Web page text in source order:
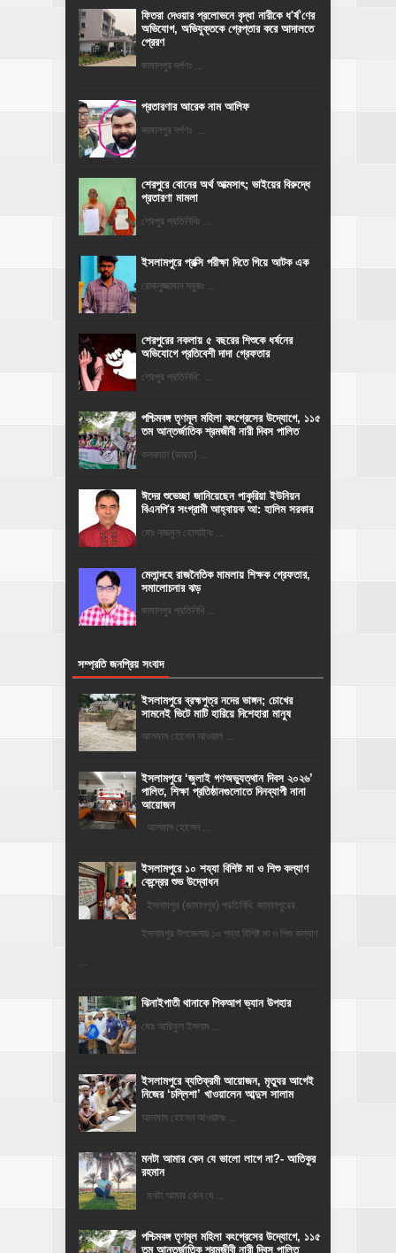
ফিতরা দেওয়ার প্রলোভনে বৃদ্ধা নারীকে ধ'র্ষ'ণের
অভিযোগ, অভিযুক্তকে গ্রেপ্তার করে আদালতে
প্রেরণ
জামালপুর দর্পণঃ ...
প্রতারণার আরেক নাম আলিফ
জামালপুর দর্পণঃ ...
শেরপুরে বোনের অর্থ আত্মসাৎ; ভাইয়ের বিরুদ্ধে
প্রতারণা মামলা
শেরপুর প্রতিনিধিঃ ...
ইসলামপুরে প্রক্সি পরীক্ষা দিতে গিয়ে আটক এক
রোকনুজ্জামান সবুজঃ ...
শেরপুরের নকলায় ৫ বছরের শিশুকে ধর্ষনের
অভিযোগে প্রতিবেশী দাদা গ্রেফতার
শেরপুর প্রতিনিধি: ...
পশ্চিমবঙ্গ তৃণমূল মহিলা কংগ্রেসের উদ্যোগে, ১১৫
তম আন্তর্জাতিক শ্রমজীবী নারী দিবস পালিত
কলকাতা (ভারত) ...
ঈদের শুভেচ্ছা জানিয়েছেন পাকুরিয়া ইউনিয়ন
বিএনপি'র সংগ্রামী আহ্বায়ক আ: হালিম সরকার
মোঃ নাজমুল হোসাইনঃ ...
মেলান্দহে রাজনৈতিক মামলায় শিক্ষক গ্রেফতার,
সমালোচনার ঝড়
জামালপুর প্রতিনিধি ...
সম্প্রতি জনপ্রিয় সংবাদ
ইসলামপুরে ব্রহ্মপুত্র নদের ভাঙ্গন; চোখের
সামনেই ভিটে মাটি হারিয়ে দিশেহারা মানুষ
আলমাস হোসেন আওয়াল ...
‎ইসলামপুরে ‘জুলাই গণঅভ্যুত্থান দিবস ২০২৬’
পালিত, শিক্ষা প্রতিষ্ঠানগুলোতে দিনব্যাপী নানা
আয়োজন
‎​আলমাস হোসেন ...
ইসলামপুরে ১০ শয্যা বিশিষ্ট মা ও শিশু কল্যাণ
কেন্দ্রের শুভ উদ্বোধন
ইসলামপুর (জামালপুর) প্রতিনিধি: জামালপুরের
ইসলামপুর উপজেলায় ১০ শয্যা বিশিষ্ট মা ও শিশু কল্যাণ
...
ঝিনাইগাতী থানাকে পিকআপ ভ্যান উপহার
মোঃ আরিফুল ইসলাম ...
‎ইসলামপুরে ব্যতিক্রমী আয়োজন, মৃত্যুর আগেই
নিজের ‘চল্লিশা’ খাওয়ালেন আব্দুস সালাম
আলমাস হোসেন আওয়ালঃ ...
মনটা আমার কেন যে ভালো লাগে না?- আতিকুর
রহমান
মনটা আমার কেন যে ...
পশ্চিমবঙ্গ তৃণমূল মহিলা কংগ্রেসের উদ্যোগে, ১১৫
তম আন্তর্জাতিক শ্রমজীবী নারী দিবস পালিত